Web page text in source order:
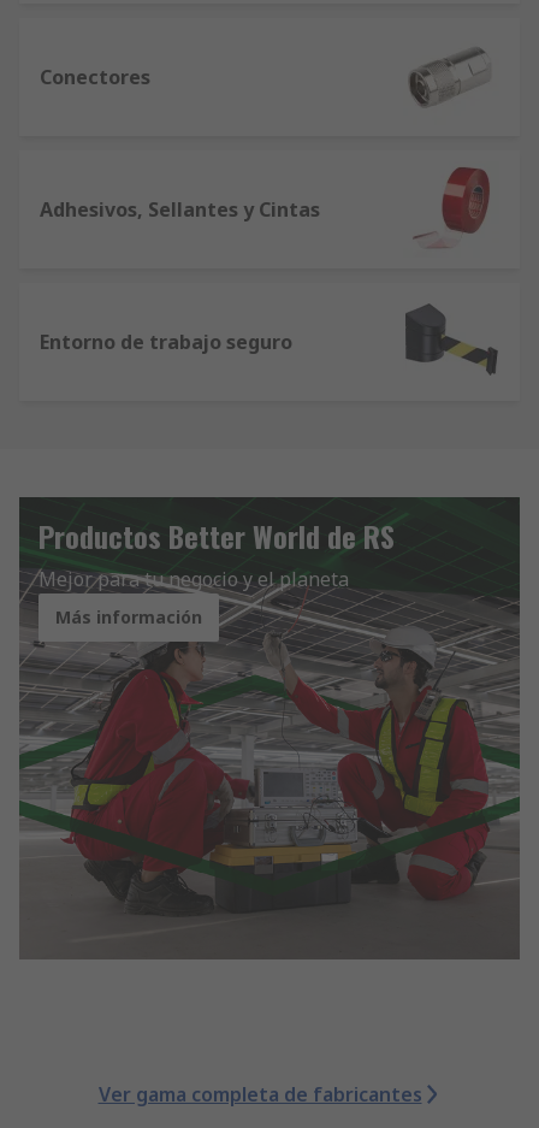
Conectores
Adhesivos, Sellantes y Cintas
Entorno de trabajo seguro
Productos Better World de RS
Mejor para tu negocio y el planeta
Más información
Ver gama completa de fabricantes